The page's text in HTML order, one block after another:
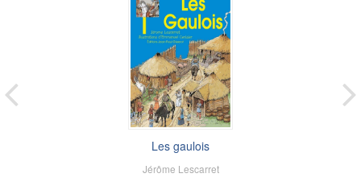
Les gaulois
Jérôme Lescarret